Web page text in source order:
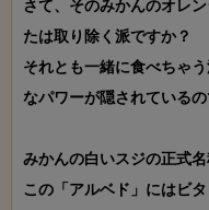
さて、そのみかんのオレ
たは取り除く派ですか？
それとも一緒に食べちゃ
なパワーが隠されているの
みかんの白いスジの正式名
この「アルベド」にはビ